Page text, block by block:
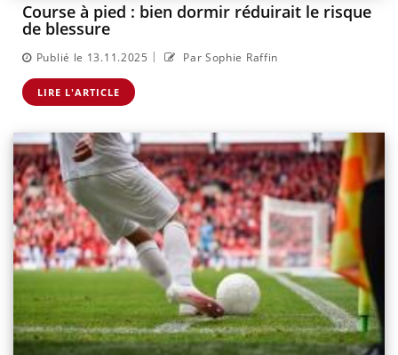
Course à pied : bien dormir réduirait le risque
de blessure
Publié le 13.11.2025 | Par Sophie Raffin
LIRE L'ARTICLE